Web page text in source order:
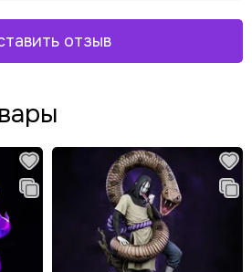
отзыв